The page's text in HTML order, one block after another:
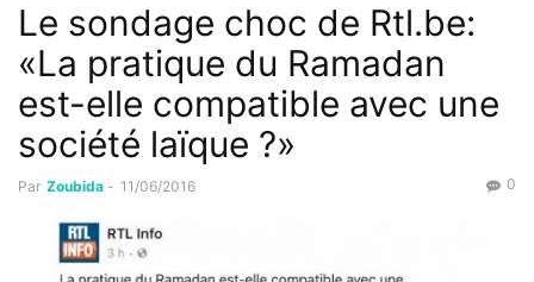
Le sondage choc de Rtl.be:
«La pratique du Ramadan
est-elle compatible avec une
société laïque ?»
Par Zoubida - 11/06/2016 0